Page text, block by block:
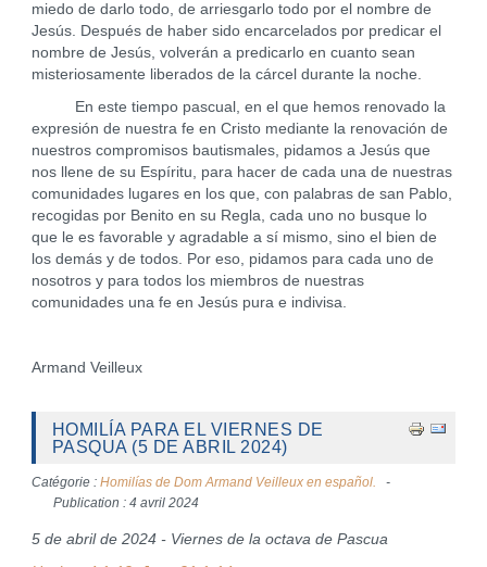
miedo de darlo todo, de arriesgarlo todo por el nombre de
Jesús. Después de haber sido encarcelados por predicar el
nombre de Jesús, volverán a predicarlo en cuanto sean
misteriosamente liberados de la cárcel durante la noche.
En este tiempo pascual, en el que hemos renovado la
expresión de nuestra fe en Cristo mediante la renovación de
nuestros compromisos bautismales, pidamos a Jesús que
nos llene de su Espíritu, para hacer de cada una de nuestras
comunidades lugares en los que, con palabras de san Pablo,
recogidas por Benito en su Regla, cada uno no busque lo
que le es favorable y agradable a sí mismo, sino el bien de
los demás y de todos. Por eso, pidamos para cada uno de
nosotros y para todos los miembros de nuestras
comunidades una fe en Jesús pura e indivisa.
Armand Veilleux
HOMILÍA PARA EL VIERNES DE
PASQUA (5 DE ABRIL 2024)
Catégorie : Homilías de Dom Armand Veilleux en español.
Publication : 4 avril 2024
5 de abril de 2024 - Viernes de la octava de Pascua